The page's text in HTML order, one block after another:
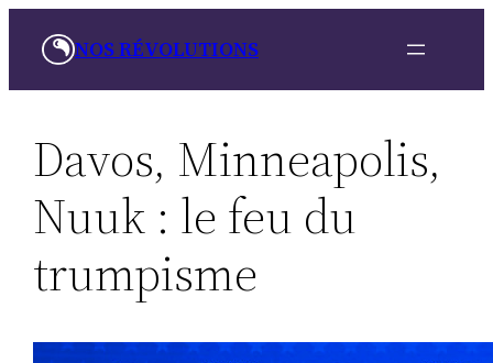
NOS RÉVOLUTIONS
Davos, Minneapolis,
Nuuk : le feu du
trumpisme